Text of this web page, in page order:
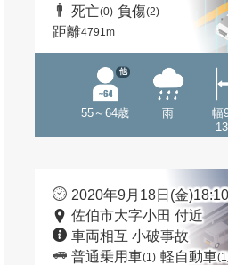
死亡(0) 負傷(2)
距離4791m
55～64歳
他
雨
幅
2020年9月18日(金)18:10
佐伯市大字小田 付近
車両相互 小破事故
普通乗用車(1) 軽自動車